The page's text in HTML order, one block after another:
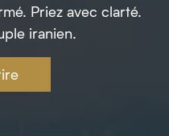
Priez avec clarté.
iranien.